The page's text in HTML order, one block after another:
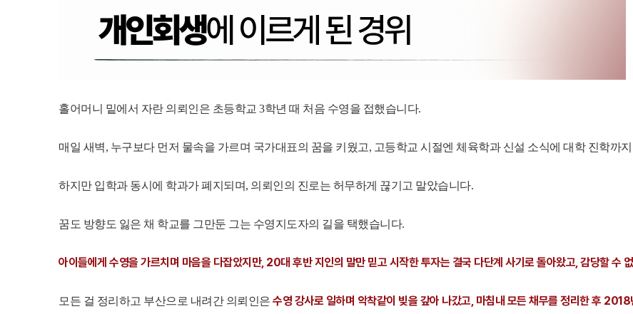
홀어머니 밑에서 자란 의뢰인은 초등학교 3학년 때 처음 수영을 접했습니다.
매일 새벽, 누구보다 먼저 물속을 가르며 국가대표의 꿈을 키웠고, 고등학교 시절엔 체육학과 신설 소식에 대학 진학까
하지만 입학과 동시에 학과가 폐지되며, 의뢰인의 진로는 허무하게 끊기고 말았습니다.
꿈도 방향도 잃은 채 학교를 그만둔 그는 수영지도자의 길을 택했습니다.
아이들에게 수영을 가르치며 마음을 다잡았지만, 20대 후반 지인의 말만 믿고 시작한 투자는 결국 다단계 사기로 돌아왔고, 감당할 수
모든 걸 정리하고 부산으로 내려간 의뢰인은 수영 강사로 일하며 악착같이 빚을 갚아 나갔고, 마침내 모든 채무를 정리한 후